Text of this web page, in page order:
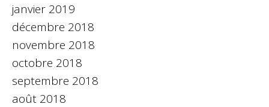
janvier 2019
décembre 2018
novembre 2018
octobre 2018
septembre 2018
août 2018